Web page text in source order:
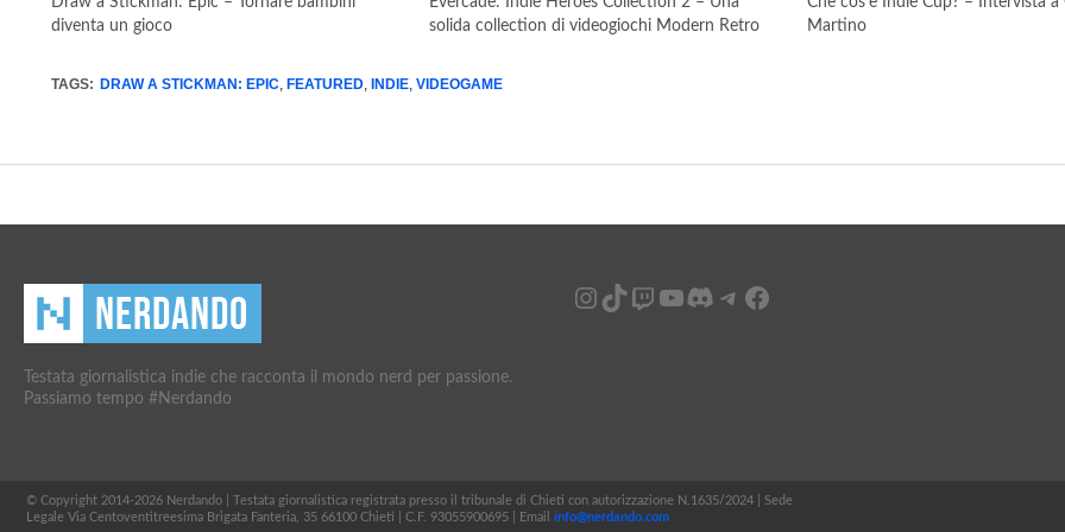
diventa un gioco
solida collection di videogiochi Modern Retro
Martino
TAGS: DRAW A STICKMAN: EPIC, FEATURED, INDIE, VIDEOGAME
Testata giornalistica indie che racconta il mondo nerd per passione.
Passiamo tempo #Nerdando
Instagram
TikTok
Twitch
YouTube
Discord
Telegram
Facebook
© Copyright 2014-2026 Nerdando | Testata giornalistica registrata presso il tribunale di Chieti con autorizzazione N.1635/2024 | Sede
Legale Via Centoventitreesima Brigata Fanteria, 35 66100 Chieti | C.F. 93055900695 | Email info@nerdando.com